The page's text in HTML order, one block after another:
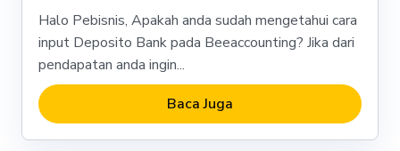
Halo Pebisnis, Apakah anda sudah mengetahui cara
input Deposito Bank pada Beeaccounting? Jika dari
pendapatan anda ingin...
Baca Juga